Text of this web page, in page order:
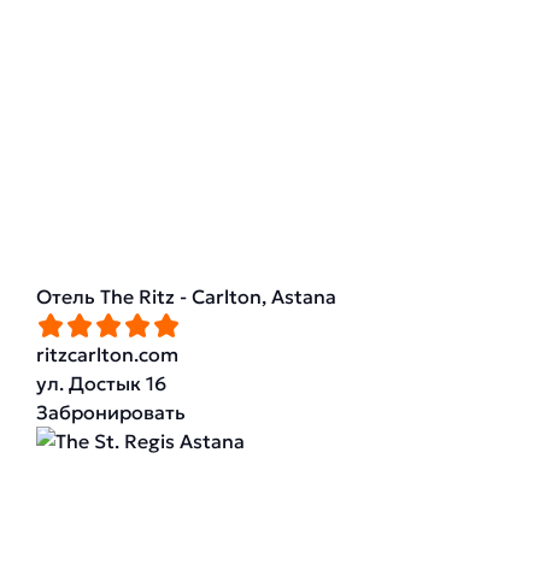
Отель The Ritz - Carlton, Astana
ritzcarlton.com
ул. Достык 16
Забронировать